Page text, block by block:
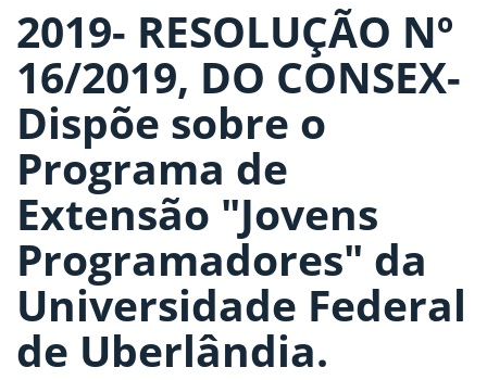
2019- RESOLUÇÃO Nº
16/2019, DO CONSEX-
Dispõe sobre o
Programa de
Extensão "Jovens
Programadores" da
Universidade Federal
de Uberlândia.